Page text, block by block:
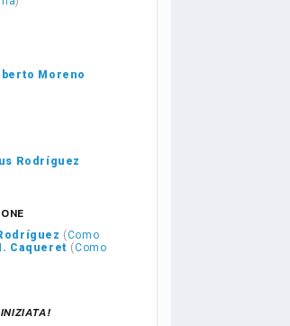
Moreno
Rodríguez
(Como
Caqueret (Como